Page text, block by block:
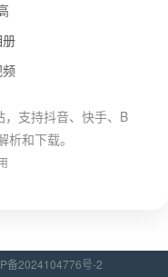
支持抖音、快手、B
和下载。
备2024104776号-2